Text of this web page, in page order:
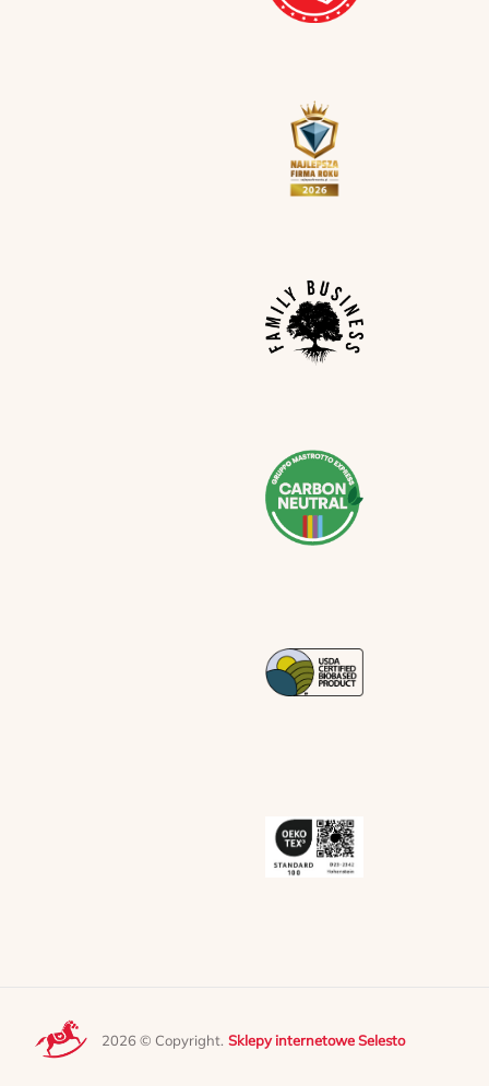
2026 © Copyright. Sklepy internetowe Selesto